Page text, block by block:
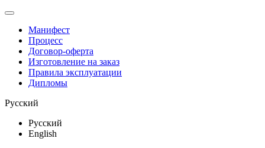
Манифест
Процесс
Договор-оферта
Изготовление на заказ
Правила эксплуатации
Дипломы
Русский
Русский
English